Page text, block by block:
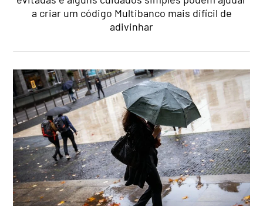
a criar um código Multibanco mais difícil de
adivinhar